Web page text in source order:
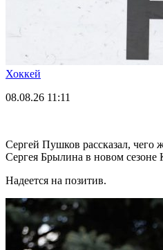
Хоккей
08.08.26 11:11
Сергей Пушков рассказал, чего
Сергея Брылина в новом
Надеется на позитив.